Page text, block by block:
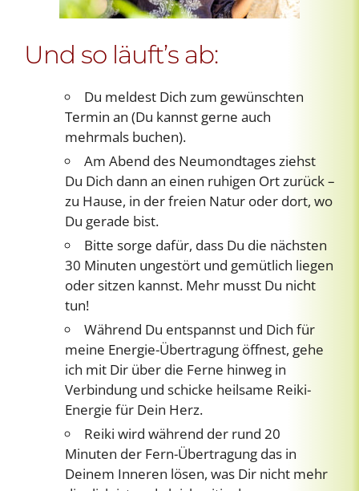
Und so läuft’s ab:
Du meldest Dich zum gewünschten
Termin an (Du kannst gerne auch
mehrmals buchen).
Am Abend des Neumondtages ziehst
Du Dich dann an einen ruhigen Ort zurück –
zu Hause, in der freien Natur oder dort, wo
Du gerade bist.
Bitte sorge dafür, dass Du die nächsten
30 Minuten ungestört und gemütlich liegen
oder sitzen kannst. Mehr musst Du nicht
tun!
Während Du entspannst und Dich für
meine Energie-Übertragung öffnest, gehe
ich mit Dir über die Ferne hinweg in
Verbindung und schicke heilsame Reiki-
Energie für Dein Herz.
Reiki wird während der rund 20
Minuten der Fern-Übertragung das in
Deinem Inneren lösen, was Dir nicht mehr